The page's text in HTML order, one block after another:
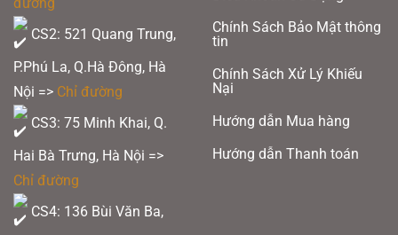
CS2: 521 Quang Trung,
P.Phú La, Q.Hà Đông, Hà
Nội => Chỉ đường
CS3: 75 Minh Khai, Q.
Hai Bà Trưng, Hà Nội =>
Chỉ đường
CS4: 136 Bùi Văn Ba,
Chính Sách Bảo Mật thông
tin
Chính Sách Xử Lý Khiếu
Nại
Hướng dẫn Mua hàng
Hướng dẫn Thanh toán